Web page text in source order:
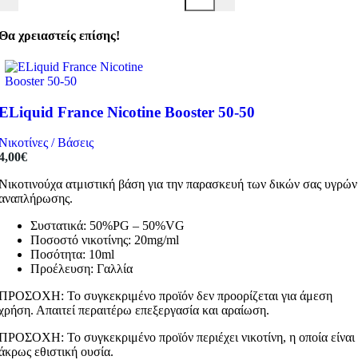
χρειαστείς επίσης!
France Nicotine Booster 50-50
/ Βάσεις
€
ατμιστική βάση για την παρασκευή των δικών σας υγρών
Συστατικά: 50%PG – 50%VG
Ποσοστό νικοτίνης: 20mg/ml
Ποσότητα: 10ml
Προέλευση: Γαλλία
Το συγκεκριμένο προϊόν δεν προορίζεται για άμεση
Απαιτεί περαιτέρω επεξεργασία και αραίωση.
Το συγκεκριμένο προϊόν περιέχει νικοτίνη, η οποία είναι
εθιστική ουσία.